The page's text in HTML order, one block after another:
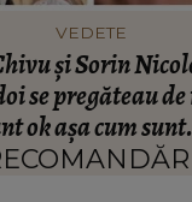
VEDETE
și Sorin
se pregăteau
ok așa cum